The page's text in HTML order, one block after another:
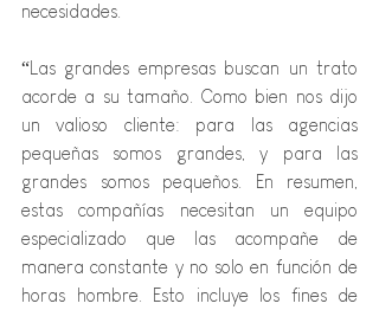
necesidades.
“Las grandes empresas buscan un trato
acorde a su tamaño. Como bien nos dijo
un valioso cliente: para las agencias
pequeñas somos grandes, y para las
grandes somos pequeños. En resumen,
estas compañías necesitan un equipo
especializado que las acompañe de
manera constante y no solo en función de
horas hombre. Esto incluye los fines de